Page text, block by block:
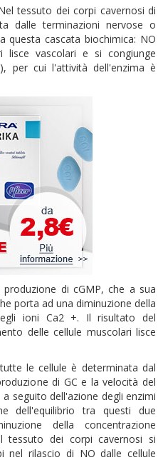
tessuto dei corpi cavernosi di
dalle terminazioni nervose o
questa cascata biochimica: NO
lisce vascolari e si congiunge
per cui l'attività dell'enzima è
di cGMP, che a sua
porta ad una diminuzione della
ioni Ca2 +. Il risultato del
delle cellule muscolari lisce
le cellule è determinata dal
di GC e la velocità del
seguito dell'azione degli enzimi
dell'equilibrio tra questi due
della concentrazione
tessuto dei corpi cavernosi si
nel rilascio di NO dalle cellule